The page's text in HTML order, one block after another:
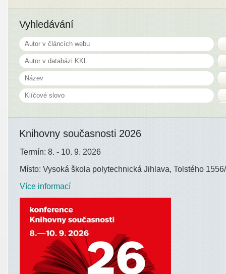
Vyhledávání
Knihovny současnosti 2026
Termín: 8. - 10. 9. 2026
Místo: Vysoká škola polytechnická Jihlava, Tolstého
Více informací